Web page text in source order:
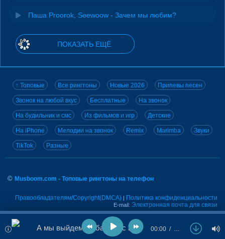
Паша Proorok, Seewoow - Зачем мы любим?
ПОКАЗАТЬ ЕЩЁ
↑ Топовые Все рингтоны Новые 2026 Припевы песен
Звонок на любой вкус Бесплатные На звонок
На будильник и смс Из фильмов и игр Детские
На iPhone Мелодии на звонок Remix Marimba Звуки
TikTok Разные
© Musboom.com - Топовые рингтоны на телефон
Правообладателям/Copyright(DMCA) | Политика конфиденциальности
E-mail: Электронная почта для связи
А мы выйдем на балкон с криками, что любим 00:00 …